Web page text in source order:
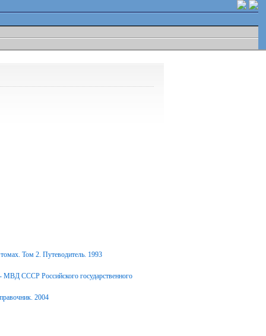
Том 2. Путеводитель. 1993
МВД СССР Российского государственного
2004